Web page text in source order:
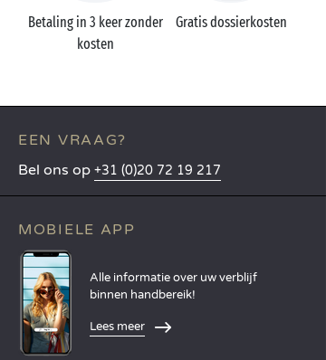
Betaling in 3 keer zonder
kosten
Gratis dossierkosten
EEN VRAAG?
Bel ons op +31 (0)20 72 19 217
MOBIELE APP
Alle informatie over uw verblijf
binnen handbereik!
Lees meer